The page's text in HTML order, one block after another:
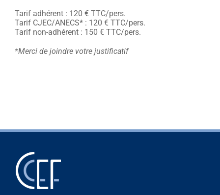
Tarif adhérent : 120 € TTC/pers.
Tarif CJEC/ANECS* : 120 € TTC/pers.
Tarif non-adhérent : 150 € TTC/pers.
*Merci de joindre votre justificatif